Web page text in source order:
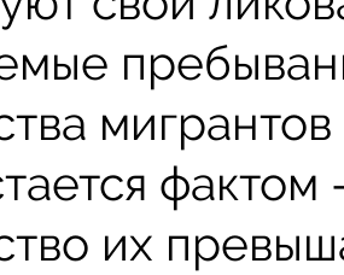
фактом
их